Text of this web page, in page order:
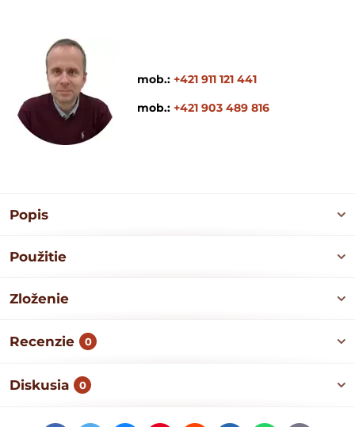
mob.: +421 911 121 441
mob.: +421 903 489 816
Popis
Použitie
Zloženie
Recenzie 0
Diskusia 0